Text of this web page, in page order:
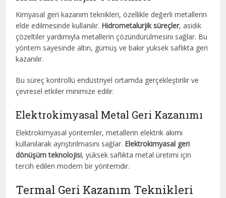
Kimyasal geri kazanım teknikleri, özellikle değerli metallerin
elde edilmesinde kullanılır. Hidrometalurjik süreçler, asidik
çözeltiler yardımıyla metallerin çözündürülmesini sağlar. Bu
yöntem sayesinde altın, gümüş ve bakır yüksek saflıkta geri
kazanılır.
Bu süreç kontrollü endüstriyel ortamda gerçekleştirilir ve
çevresel etkiler minimize edilir.
Elektrokimyasal Metal Geri Kazanımı
Elektrokimyasal yöntemler, metallerin elektrik akımı
kullanılarak ayrıştırılmasını sağlar. Elektrokimyasal geri
dönüşüm teknolojisi, yüksek saflıkta metal üretimi için
tercih edilen modern bir yöntemdir.
Termal Geri Kazanım Teknikleri